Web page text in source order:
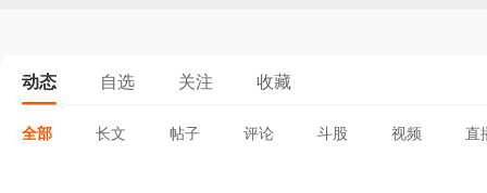
动态 自选 关注 收藏
全部 长文 帖子 评论 斗股 视频 直